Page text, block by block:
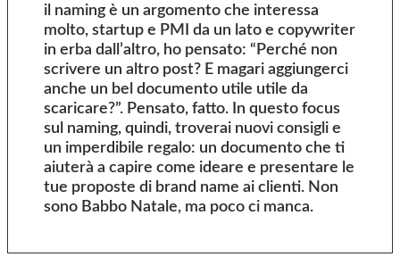
il naming è un argomento che interessa
molto, startup e PMI da un lato e copywriter
in erba dall’altro, ho pensato: “Perché non
scrivere un altro post? E magari aggiungerci
anche un bel documento utile utile da
scaricare?”. Pensato, fatto. In questo focus
sul naming, quindi, troverai nuovi consigli e
un imperdibile regalo: un documento che ti
aiuterà a capire come ideare e presentare le
tue proposte di brand name ai clienti. Non
sono Babbo Natale, ma poco ci manca.